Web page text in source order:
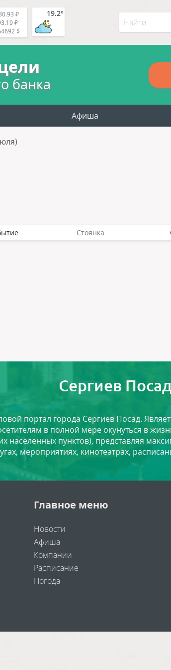
₽
₽
$
19.2°
банка
Афиша
Стоянка
Сергиев
портал города Сергиев Посад.
в полной мере окунуться в
населенных пунктов), представляя
мероприятиях, кинотеатрах,
Главное меню
Новости
Афиша
Компании
Расписание
Погода